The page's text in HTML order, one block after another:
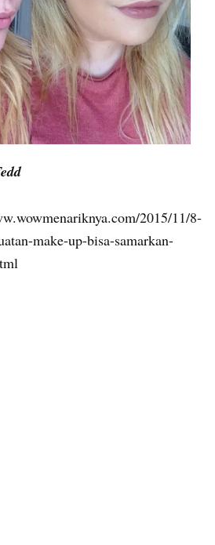
2015/11/8-
make-up-bisa-samarkan-